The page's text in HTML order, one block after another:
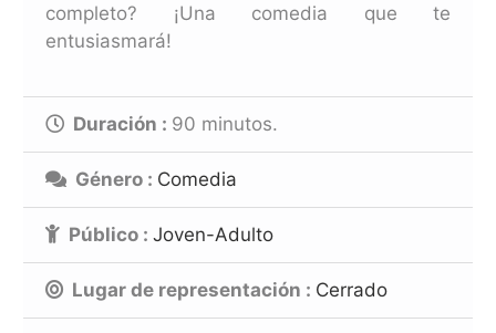
completo? ¡Una comedia que te
entusiasmará!
Duración : 90 minutos.
Género : Comedia
Público : Joven-Adulto
Lugar de representación : Cerrado